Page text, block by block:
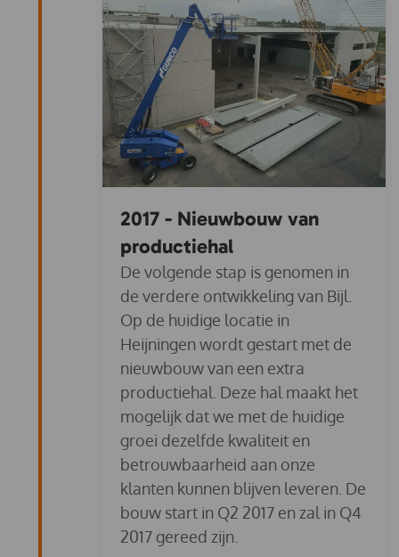
2017 - Nieuwbouw van
productiehal
De volgende stap is genomen in
de verdere ontwikkeling van Bijl.
Op de huidige locatie in
Heijningen wordt gestart met de
nieuwbouw van een extra
productiehal. Deze hal maakt het
mogelijk dat we met de huidige
groei dezelfde kwaliteit en
betrouwbaarheid aan onze
klanten kunnen blijven leveren. De
bouw start in Q2 2017 en zal in Q4
2017 gereed zijn.